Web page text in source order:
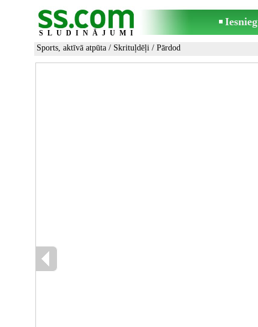
SLUDINĀJUMI
Sports, aktīvā atpūta / Skrituļdēļi / Pārdod